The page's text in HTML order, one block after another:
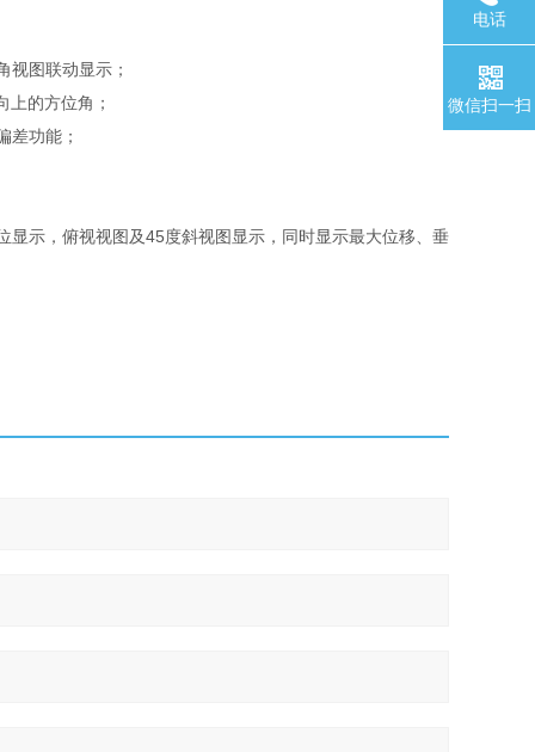
视图联动显示；
的方位角；
差功能；
示，俯视视图及45度斜视图显示，同时显示最大位移、垂
电话
微信扫一扫